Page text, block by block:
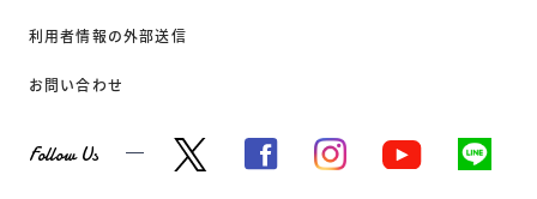
利用者情報の外部送信
お問い合わせ
Follow Us